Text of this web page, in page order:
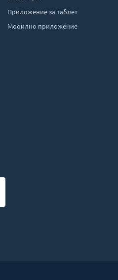
Приложение за таблет
Мобилно приложение